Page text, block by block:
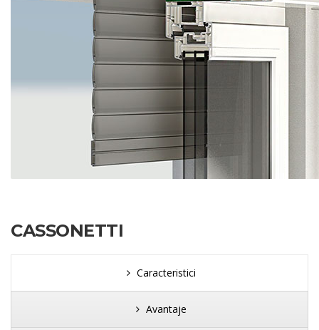
CASSONETTI
Caracteristici
Avantaje